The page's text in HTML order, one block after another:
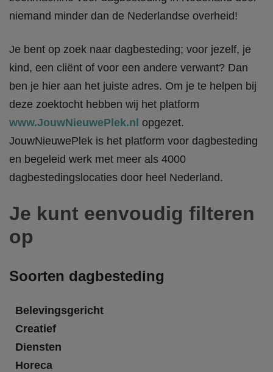
niemand minder dan de Nederlandse overheid!
Je bent op zoek naar dagbesteding; voor jezelf, je
kind, een cliënt of voor een andere verwant? Dan
ben je hier aan het juiste adres. Om je te helpen bij
deze zoektocht hebben wij het platform
www.JouwNieuwePlek.nl opgezet.
JouwNieuwePlek is het platform voor dagbesteding
en begeleid werk met meer als 4000
dagbestedingslocaties door heel Nederland.
Je kunt eenvoudig filteren
op
Soorten dagbesteding
Belevingsgericht
Creatief
Diensten
Horeca